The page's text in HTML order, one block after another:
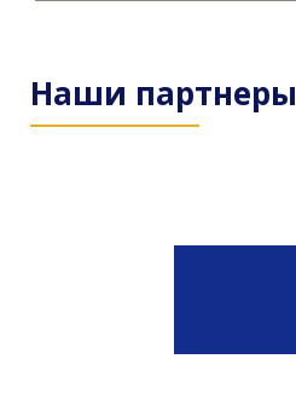
Наши партнеры